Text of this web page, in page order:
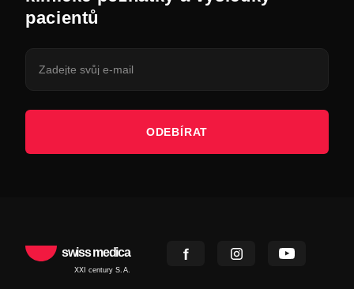
pacientů
ODEBÍRAT
swiss medica
XXI century S.A.